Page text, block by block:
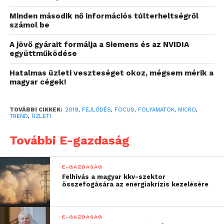
támogatni a folyamatokat, a pénzügytől és
humánerőforrásoktól kezdve a marketingen és
sales-en át egészen a kormányzati szervekig vagy
éppen minőségbiztosításig. Csomagok útjának
követéséhez ugyanolyan jól használható, mint a
szerződések kezeléséhez és nyilvántartásához vagy
éppen az események szervezéséhez és a
Annak érdekében, hogy a
szervezetek minél könnyebben
használatba vehessék a
megoldást, a Micro Focus
számos előre összeállított
folyamatalkalmazást
elérhetővé tesz számukra.
Minden második nő információs túlterheltségről
számol be
A jövő gyárait formálja a Siemens és az NVIDIA
együttműködése
Hatalmas üzleti veszteséget okoz, mégsem mérik a
magyar cégek!
TOVÁBBI CIKKEK: 2019, FEJLŐDÉS, FOCUS, FOLYAMATOK, MICRO,
TREND, ÜZLETI
További E-gazdaság
E-GAZDASÁG
Felhívás a magyar kkv-szektor
összefogására az energiakrízis kezelésére
E-GAZDASÁG